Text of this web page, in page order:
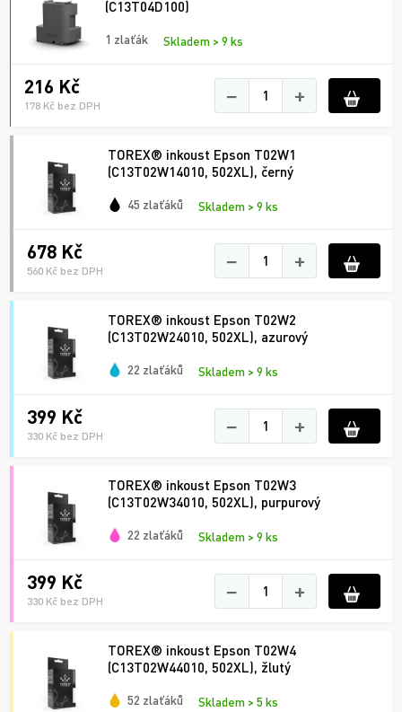
(C13T04D100)
1 zlaťák Skladem > 9 ks
216 Kč
178 Kč bez DPH − +
TOREX® inkoust Epson T02W1
(C13T02W14010, 502XL), černý
45 zlaťáků Skladem > 9 ks
678 Kč
560 Kč bez DPH − +
TOREX® inkoust Epson T02W2
(C13T02W24010, 502XL), azurový
22 zlaťáků Skladem > 9 ks
399 Kč
330 Kč bez DPH − +
TOREX® inkoust Epson T02W3
(C13T02W34010, 502XL), purpurový
22 zlaťáků Skladem > 9 ks
399 Kč
330 Kč bez DPH − +
TOREX® inkoust Epson T02W4
(C13T02W44010, 502XL), žlutý
52 zlaťáků Skladem > 5 ks